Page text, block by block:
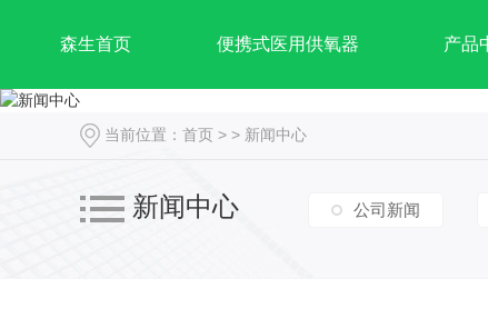
森生首页 便携式医用供氧器 产品
当前位置： 首页 > > 新闻中心
新闻中心 公司新闻